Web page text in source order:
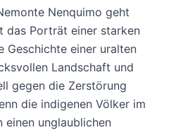
Nenquimo geht
das Porträt einer starken
Geschichte einer uralten
Landschaft und
gegen die Zerstörung
die indigenen Völker im
einen unglaublichen